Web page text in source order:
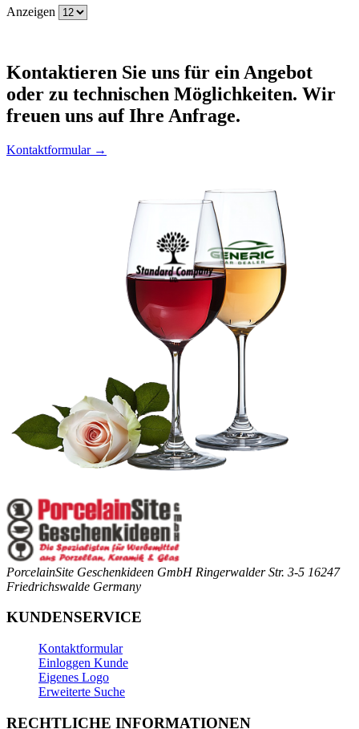
Anzeigen
Kontaktieren Sie uns für ein Angebot
oder zu technischen Möglichkeiten. Wir
freuen uns auf Ihre Anfrage.
Kontaktformular →
PorcelainSite Geschenkideen GmbH Ringerwalder Str. 3-5 16247
Friedrichswalde Germany
KUNDENSERVICE
Kontaktformular
Einloggen Kunde
Eigenes Logo
Erweiterte Suche
RECHTLICHE INFORMATIONEN